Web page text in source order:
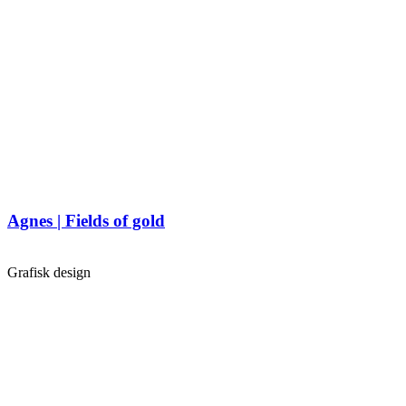
Agnes | Fields of gold
Grafisk design